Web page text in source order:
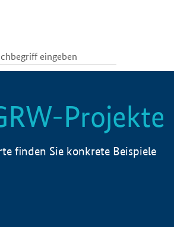
Projekte
finden Sie konkrete Beispiele